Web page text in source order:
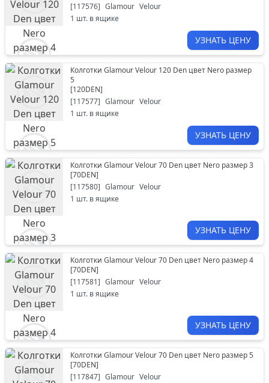
[117576] Glamour Velour
1 шт. в ящике
УЗНАТЬ ЦЕНУ
Колготки Glamour Velour 120 Den цвет Nero размер
5
[120DEN]
[117577] Glamour Velour
1 шт. в ящике
УЗНАТЬ ЦЕНУ
Колготки Glamour Velour 70 Den цвет Nero размер 3
[70DEN]
[117580] Glamour Velour
1 шт. в ящике
УЗНАТЬ ЦЕНУ
Колготки Glamour Velour 70 Den цвет Nero размер 4
[70DEN]
[117581] Glamour Velour
1 шт. в ящике
УЗНАТЬ ЦЕНУ
Колготки Glamour Velour 70 Den цвет Nero размер 5
[70DEN]
[117847] Glamour Velour